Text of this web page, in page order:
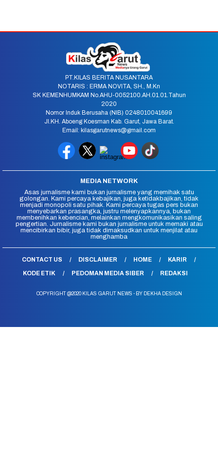
PT.KILAS BERITA NUSANTARA
NOTARIS : ERMA NOVITA, SH., M.Kn
SK KEMENHUMKAM No.AHU-0052100.AH.01.01.Tahun
2020
Nomor Induk Berusaha (NIB) 0248010041699
Jl.KH. Aboeng Koesman Kab. Garut, Jawa Barat.
Email: kilasgarutnews@gmail.com
MEDIA NETWORK
Asas jurnalisme kami bukan jurnalisme yang memihak satu
golongan. Kami percaya kebajikan, juga ketidakbajikan, tidak
menjadi monopoli satu pihak. Kami percaya tugas pers bukan
menyebarkan prasangka, justru melenyapkannya, bukan
membenihkan kebencian, melainkan mengkomunikasikan saling
pengertian. Jurnalisme kami bukan jurnalisme untuk memaki atau
mencibirkan bibir, juga tidak dimaksudkan untuk menjilat atau
menghamba
CONTACT US DISCLAIMER HOME
KARIR
KODE ETIK
PEDOMAN MEDIA SIBER REDAKSI
COPYRIGHT @2020 KILAS GARUT NEWS - BY DEKHA DESIGN